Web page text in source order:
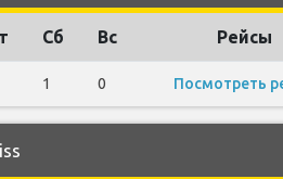
Сб Вс Рейсы
1 0 Посмотреть